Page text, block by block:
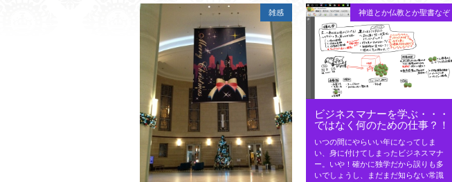
雑感 神道とか仏教とか聖書なぞ
ビジネスマナーを学ぶ・・・
ではなく何のための仕事？！
いつの間にやらいい年になってしま
い、身に付けてしまったビジネスマナ
ー。いや！確かに独学だから誤りも多
いでしょうし、まだまだ知らない常識